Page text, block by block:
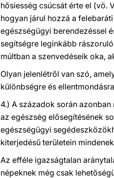
hősiesség csúcsát érte el (vö.
hogyan járul hozzá a
egészségügyi berendezéssel
segítségre leginkább
múltban a szenvedéseik oka,
Olyan jelenlétről van szó,
különbségre és
4.) A századok során
az egészség elősegítésének
egészségügyi
kiterjedésű területein
Az efféle igazságtalan
népeknek még csak